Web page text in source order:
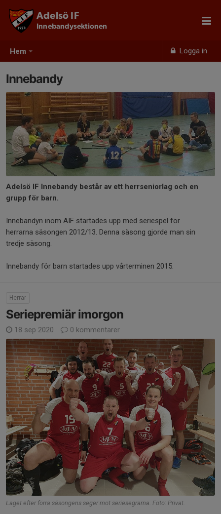
Hem Logga in
Adelsö IF
Innebandysektionen
Innebandy
Adelsö IF Innebandy består av ett herrseniorlag och en
grupp för barn.
Innebandyn inom AIF startades upp med seriespel för
herrarna säsongen 2012/13. Denna säsong gjorde man sin
tredje säsong.
Innebandy för barn startades upp vårterminen 2015.
Herrar
Seriepremiär imorgon
18 sep 2020 0 kommentarer
Laget efter förra säsongens seger mot seriesegrarna. Foto: Privat.